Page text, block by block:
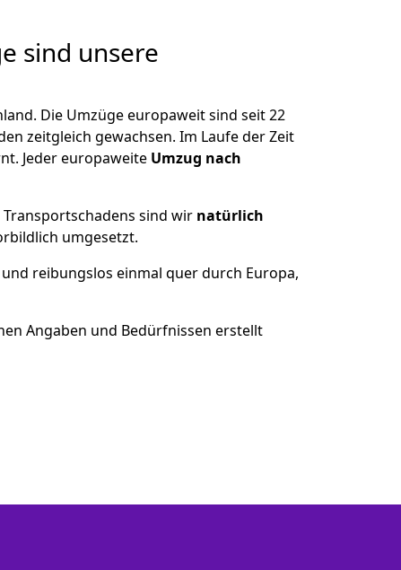
sind unsere
Die Umzüge europaweit sind seit22
zeitgleich gewachsen. Im Laufe der Zeit
Jeder europaweite Umzug nach
sind wir natürlich
umgesetzt.
reibungslos einmal quer durch Europa,
Angaben und Bedürfnissen erstellt